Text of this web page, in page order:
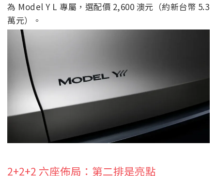
為 Model Y L 專屬，選配價 2,600 澳元（約新台幣 5.3
萬元）。
2+2+2 六座佈局：第二排是亮點